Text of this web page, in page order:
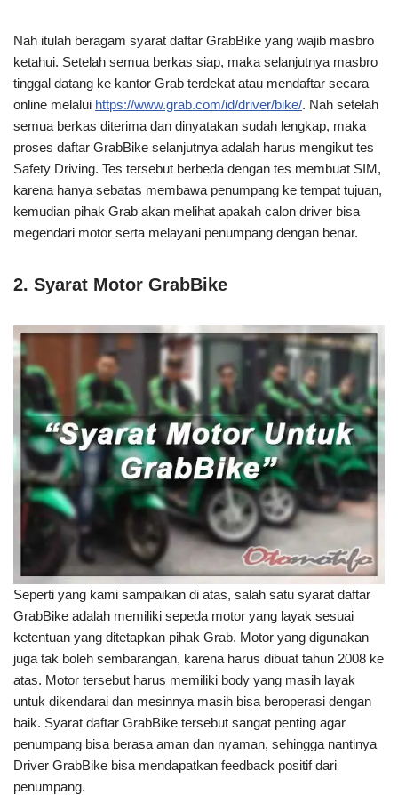
Nah itulah beragam syarat daftar GrabBike yang wajib masbro
ketahui. Setelah semua berkas siap, maka selanjutnya masbro
tinggal datang ke kantor Grab terdekat atau mendaftar secara
online melalui https://www.grab.com/id/driver/bike/. Nah setelah
semua berkas diterima dan dinyatakan sudah lengkap, maka
proses daftar GrabBike selanjutnya adalah harus mengikut tes
Safety Driving. Tes tersebut berbeda dengan tes membuat SIM,
karena hanya sebatas membawa penumpang ke tempat tujuan,
kemudian pihak Grab akan melihat apakah calon driver bisa
megendari motor serta melayani penumpang dengan benar.
2. Syarat Motor GrabBike
Seperti yang kami sampaikan di atas, salah satu syarat daftar
GrabBike adalah memiliki sepeda motor yang layak sesuai
ketentuan yang ditetapkan pihak Grab. Motor yang digunakan
juga tak boleh sembarangan, karena harus dibuat tahun 2008 ke
atas. Motor tersebut harus memiliki body yang masih layak
untuk dikendarai dan mesinnya masih bisa beroperasi dengan
baik. Syarat daftar GrabBike tersebut sangat penting agar
penumpang bisa berasa aman dan nyaman, sehingga nantinya
Driver GrabBike bisa mendapatkan feedback positif dari
penumpang.